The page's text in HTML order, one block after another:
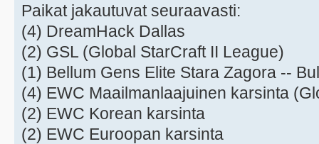
Paikat jakautuvat seuraavasti:
(4) DreamHack Dallas
(2) GSL (Global StarCraft II League)
(1) Bellum Gens Elite Stara Zagora --
(4) EWC Maailmanlaajuinen karsinta
(2) EWC Korean karsinta
(2) EWC Euroopan karsinta